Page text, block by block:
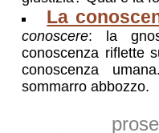
La
conoscere: la
conoscenza riflette
conoscenza
sommarro abbozzo.